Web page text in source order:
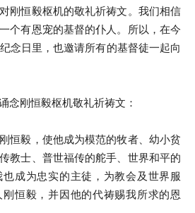
刚恒毅枢机的敬礼祈祷文。我们相信
个有恩宠的基督的仆人。所以，在今
念日里，也邀请所有的基督徒一起向
念刚恒毅枢机敬礼祈祷文：
恒毅，使他成为模范的牧者、幼小贫
教士、普世福传的舵手、世界和平的
成为忠实的主徒，为教会及世界服
恒毅，并因他的代祷赐我所求的恩